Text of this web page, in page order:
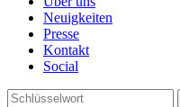
Neuigkeiten
Presse
Kontakt
Social